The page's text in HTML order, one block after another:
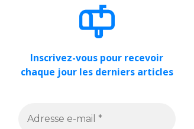
Inscrivez-vous pour recevoir
chaque jour les derniers articles